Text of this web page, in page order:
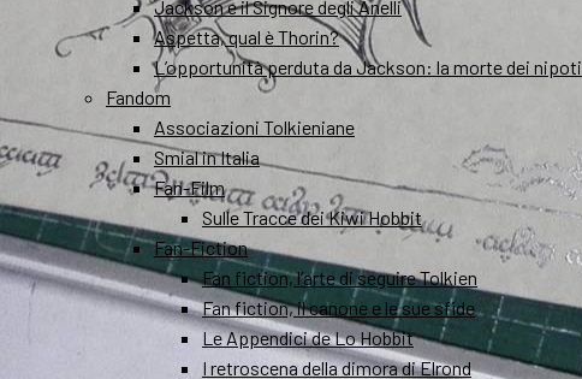
Jackson e il Signore degli Anelli
Aspetta, qual è Thorin?
L’opportunità perduta da Jackson: la morte dei nipoti
Fandom
Associazioni Tolkieniane
Smial in Italia
Fan-Film
Sulle Tracce dei Kiwi Hobbit
Fan-Fiction
Fan fiction, l’arte di seguire Tolkien
Fan fiction, il canone e le sue sfide
Le Appendici de Lo Hobbit
I retroscena della dimora di Elrond